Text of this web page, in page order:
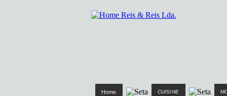
Home CUISINE